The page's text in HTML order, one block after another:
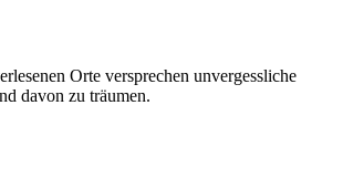
Orte versprechen unvergessliche
davon zu träumen.